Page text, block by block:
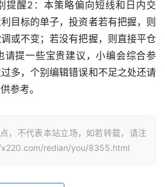
提醒2：本策略偏向短线和日内交
目标的单子，投资者若有把握，则
或不变；若没有把握，则直接平仓
请提一些宝贵建议，小编会综合参
多，个别编辑错误和不足之处还请
参考。
，不代表本站立场，如若转载，请注
redian/you/8355.html